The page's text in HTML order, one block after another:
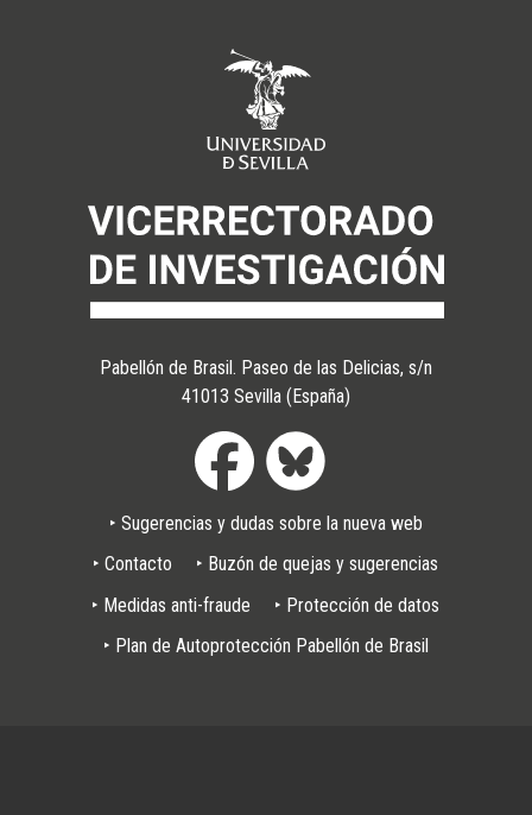
Pabellón de Brasil. Paseo de las Delicias, s/n
41013 Sevilla (España)
Pie
página
‣ Sugerencias y dudas sobre la nueva web
‣ Contacto
‣ Buzón de quejas y sugerencias
‣ Medidas anti-fraude
‣ Protección de datos
‣ Plan de Autoprotección Pabellón de Brasil